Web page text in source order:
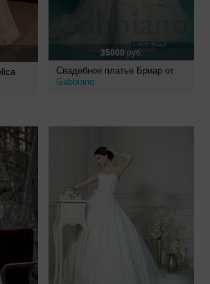
35000 руб.
Свадебное платье Бриар от
Gabbiano